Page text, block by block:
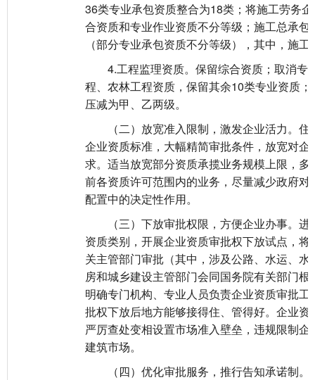
36类专业承包资质整合为18类；将施工劳务
合资质和专业作业资质不分等级；施工总承
（部分专业承包资质不分等级），其中，施
4.工程监理资质。保留综合资质；取消专
程、农林工程资质，保留其余10类专业资质
压减为甲、乙两级。
（二）放宽准入限制，激发企业活力。住
企业资质标准，大幅精简审批条件，放宽对
求。适当放宽部分资质承揽业务规模上限，
前各资质许可范围内的业务，尽量减少政府
配置中的决定性作用。
（三）下放审批权限，方便企业办事。进
资质类别，开展企业资质审批权下放试点，
关主管部门审批（其中，涉及公路、水运、
房和城乡建设主管部门会同国务院有关部门
明确专门机构、专业人员负责企业资质审批
批权下放后地方能够接得住、管得好。企业
严厉查处变相设置市场准入壁垒，违规限制
建筑市场。
（四）优化审批服务，推行告知承诺制。